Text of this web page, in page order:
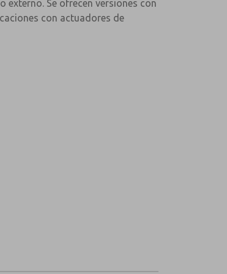
Se ofrecen versiones con
con actuadores de